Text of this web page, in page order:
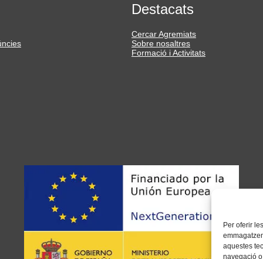
Per oferir
aquestes
navegació
Destacats
Cercar Agremiats
Sobre nosaltres
Formació i Activitats